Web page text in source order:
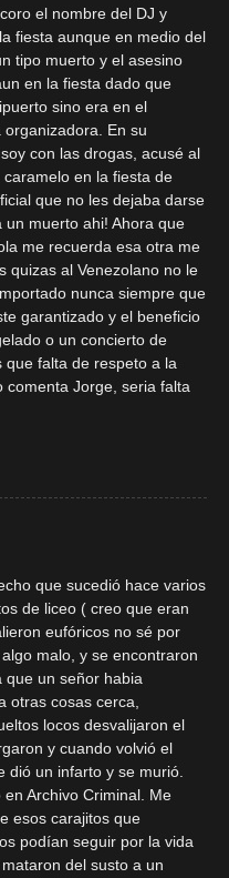
el nombre del DJ y
fiesta aunque en medio del
tipo muerto y el asesino
en la fiesta dado que
sino era en el
En su
con las drogas, acusé al
en la fiesta de
que no les dejaba darse
muerto ahi! Ahora que
me recuerda esa otra me
quizas al Venezolano no le
nunca siempre que
garantizado y el beneficio
o un concierto de
que falta de respeto a la
comenta Jorge, seria falta
que sucedió hace varios
de liceo ( creo que eran
eufóricos no sé por
malo, y se encontraron
que un señor habia
otras cosas cerca,
locos desvalijaron el
y cuando volvió el
dió un infarto y se murió.
Archivo Criminal. Me
esos carajitos que
podían seguir por la vida
del susto a un